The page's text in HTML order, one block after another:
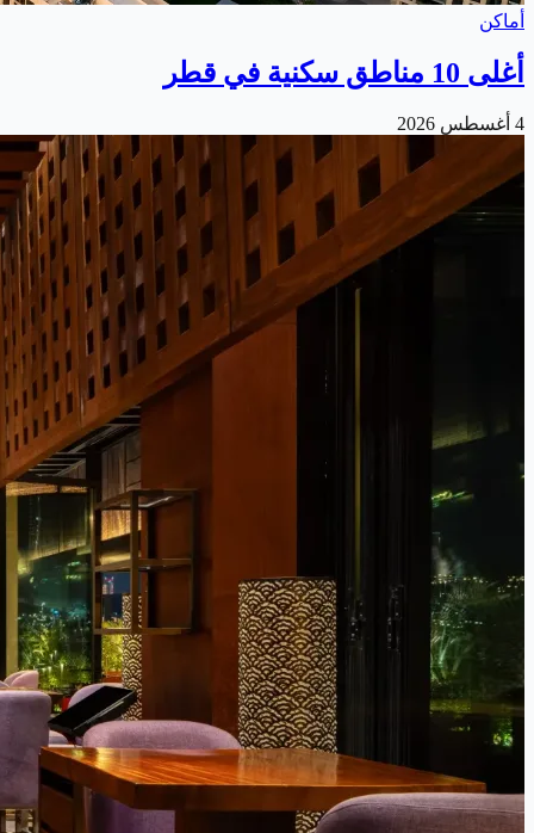
أماكن
أغلى 10 مناطق سكنية في قطر
4 أغسطس 2026